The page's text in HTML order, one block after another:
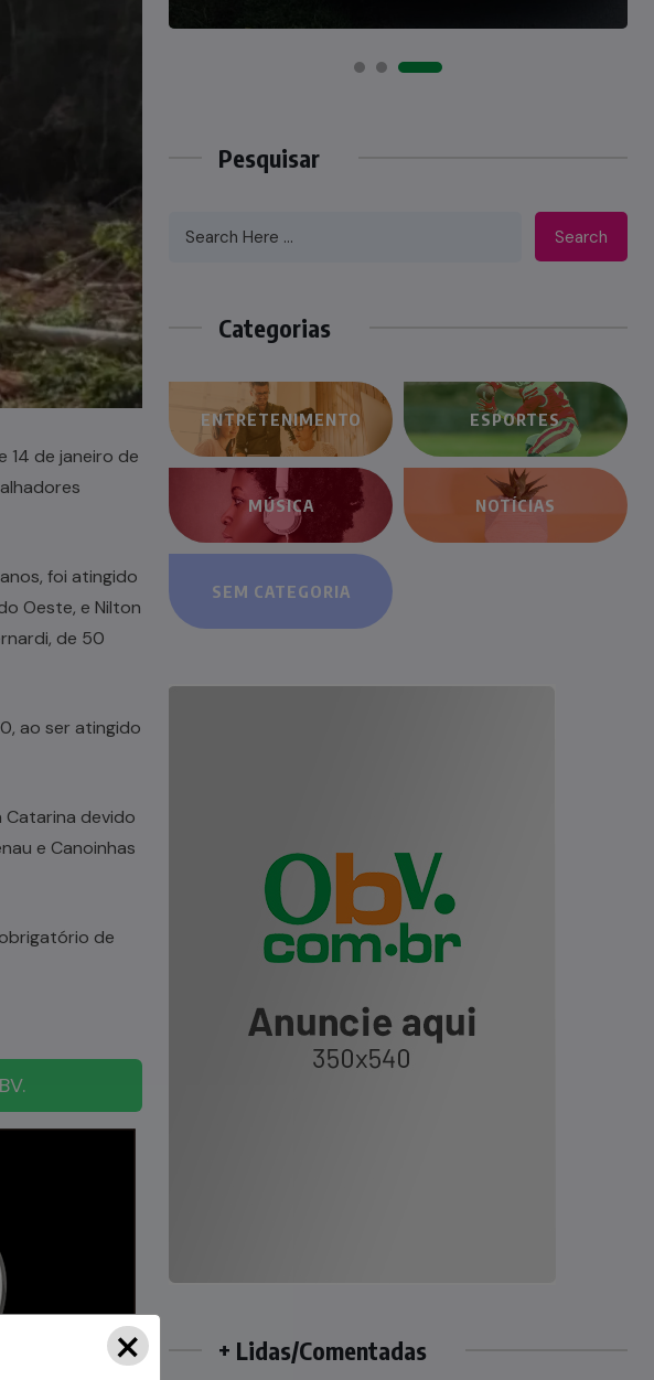
de janeiro de
foi atingido
Oeste, e Nilton
de 50
ao ser atingido
Catarina devido
e Canoinhas
de
Pesquisar
Search
Categorias
ENTRETENIMENTO ESPORTES
MÚSICA NOTÍCIAS
SEM CATEGORIA
+ Lidas/Comentadas
×